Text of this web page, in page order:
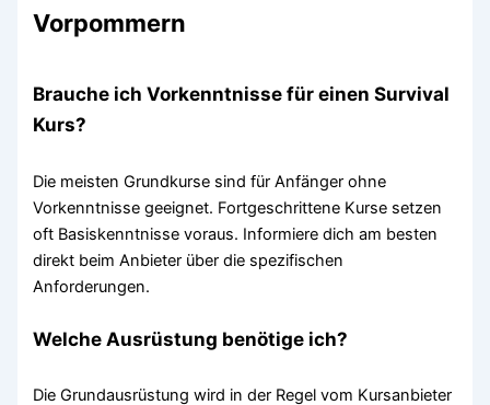
Vorpommern
Brauche ich Vorkenntnisse für einen Survival
Kurs?
Die meisten Grundkurse sind für Anfänger ohne
Vorkenntnisse geeignet. Fortgeschrittene Kurse setzen
oft Basiskenntnisse voraus. Informiere dich am besten
direkt beim Anbieter über die spezifischen
Anforderungen.
Welche Ausrüstung benötige ich?
Die Grundausrüstung wird in der Regel vom Kursanbieter